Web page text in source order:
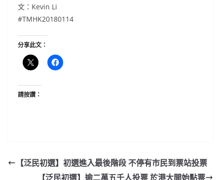
文：Kevin Li
#TMHK20180114
分享此文：
請按讚：
【泛民初選】初選進入最後階段 不停有市民到票站投票
【泛民初選】逾二萬五千人投票 於港大開始點票